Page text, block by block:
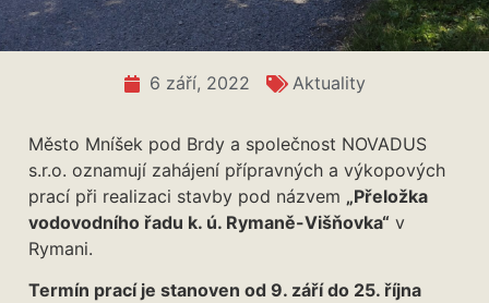
6 září, 2022 Aktuality
Město Mníšek pod Brdy a společnost NOVADUS
s.r.o. oznamují zahájení přípravných a výkopových
prací při realizaci stavby pod názvem „Přeložka
vodovodního řadu k. ú. Rymaně-Višňovka“ v
Rymani.
Termín prací je stanoven od 9. září do 25. října